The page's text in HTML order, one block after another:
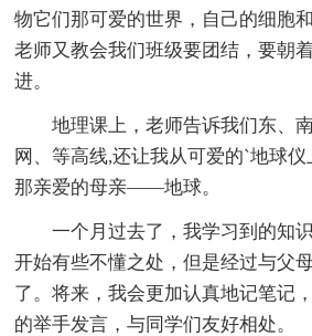
物它们那可爱的世界，自己的细胞
老师又教会我们班级要团结，要朝
进。
地理课上，老师告诉我们东、
网、等高线,还让我从可爱的`地球
那亲爱的母亲——地球。
一个月过去了，我学习到的知
开始有些不懂之处，但是经过与父
了。将来，我会更加认真地记笔记
的举手发言，与同学们友好相处。